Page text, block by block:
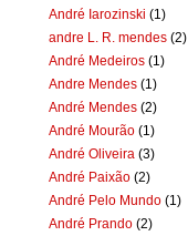
André Iarozinski (1)
andre L. R. mendes (2)
André Medeiros (1)
Andre Mendes (1)
André Mendes (2)
André Mourão (1)
André Oliveira (3)
André Paixão (2)
André Pelo Mundo (1)
André Prando (2)